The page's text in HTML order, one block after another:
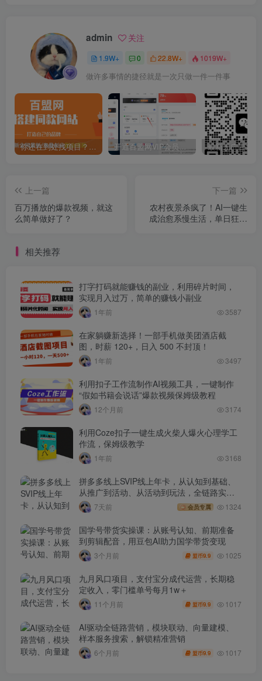
admin 关注
1.9W+ 0 22.8W+ 1019W+
做许多事情的捷径就是一次只做一件一件事
你还在到处找项目？还在当韭菜？我靠卖项目一个月收入5万+，曾经我也是个失败者。 开通百盟网VIP会员，尊享全站资源免费下载，享70%的推广提成！！【限时五折优惠】
上一篇
百万播放的爆款视频，就这
么简单做好了？
下一篇
农村夜景杀疯了！AI一键生
成治愈系慢生活，单日狂赚
相关推荐
打字打码就能赚钱的副业，利用碎片时间，
实现月入过万，简单的赚钱小副业
1年前 3587
在家躺赚新选择！一部手机做美团酒店截
图，时薪 120+，日入 500 不封顶！
1年前 3497
利用扣子工作流制作AI视频工具，一键制作
“假如书籍会说话”爆款视频保姆级教程
12个月前 3174
利用Coze扣子一键生成火柴人爆火心理学工
作流，保姆级教学
1年前 3168
拼多多线上SVIP线上年卡，从认知到基础、
从推广到活动、从活动到玩法，全链路实战
(260730)
7天前 会员专属 1324
国学号带货实操课：从账号认知、前期准备
到剪辑配音，用豆包AI助力国学带货变现
3个月前 盟币9.9 1025
九月风口项目，支付宝分成代运营，长期稳
定收入，零门槛单号每月1w＋
11个月前 盟币9.9 1017
AI驱动全链路营销，模块联动、向量建模、
样本服务搜索，解锁精准营销
6个月前 盟币9.9 1017